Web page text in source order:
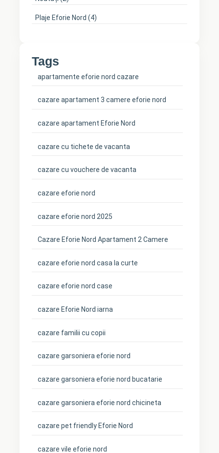
Plaje Eforie Nord (4)
Tags
apartamente eforie nord cazare
cazare apartament 3 camere eforie nord
cazare apartament Eforie Nord
cazare cu tichete de vacanta
cazare cu vouchere de vacanta
cazare eforie nord
cazare eforie nord 2025
Cazare Eforie Nord Apartament 2 Camere
cazare eforie nord casa la curte
cazare eforie nord case
cazare Eforie Nord iarna
cazare familii cu copii
cazare garsoniera eforie nord
cazare garsoniera eforie nord bucatarie
cazare garsoniera eforie nord chicineta
cazare pet friendly Eforie Nord
cazare vile eforie nord